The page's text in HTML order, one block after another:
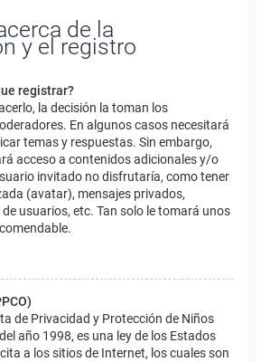
de la
y el registro
registrar?
la decisión la toman los
En algunos casos necesitará
temas y respuestas. Sin embargo,
acceso a contenidos adicionales y/o
invitado no disfrutaría, como tener
(avatar), mensajes privados,
usuarios, etc. Tan solo le tomará unos
de Privacidad y Protección de Niños
año 1998, es una ley de los Estados
a los sitios de Internet, los cuales son